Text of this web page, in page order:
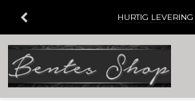
HURTIG LEVERING